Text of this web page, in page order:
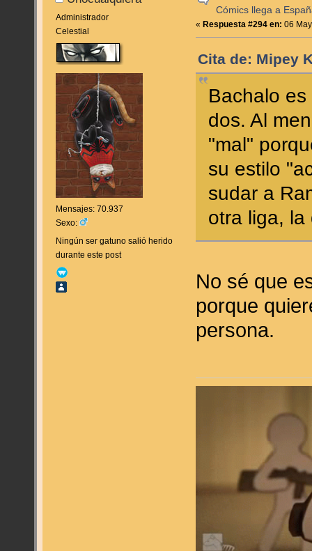
Administrador
Celestial
Mensajes: 70.937
Sexo:
Ningún ser gatuno salió herido
durante este post
Cómics llega a
«Respuesta #294 en: 06
Cita de: Mipey
Bachalo
dos. Al
"mal"
su estilo
sudar a
otra liga, la
No sé que
porque
persona.